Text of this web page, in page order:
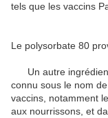
tels que les vaccins
Le polysorbate 80
Un autre ingrédient
connu sous le nom
vaccins, notamment
aux nourrissons, et